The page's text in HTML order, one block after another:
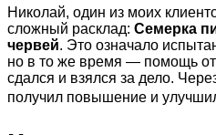
Николай, один из моих
сложный расклад: Семерка
червей. Это означало
но в то же время — помощь
сдался и взялся за дело.
получил повышение и